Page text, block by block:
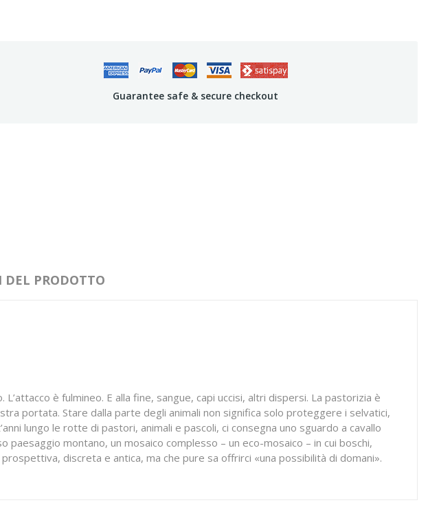
Guarantee safe & secure checkout
DEL PRODOTTO
è fulmineo. E alla fine, sangue, capi uccisi, altri dispersi. La pastorizia è
portata. Stare dalla parte degli animali non significa solo proteggere i selvatici,
lungo le rotte di pastori, animali e pascoli, ci consegna uno sguardo a cavallo
montano, un mosaico complesso – un eco-mosaico – in cui boschi,
discreta e antica, ma che pure sa offrirci «una possibilità di domani».